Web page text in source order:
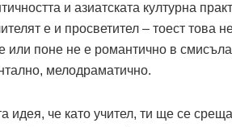
и азиатската културна
е и просветител – тоест това
или поне не е романтично в
мелодраматично.
идея, че като учител, ти ще се